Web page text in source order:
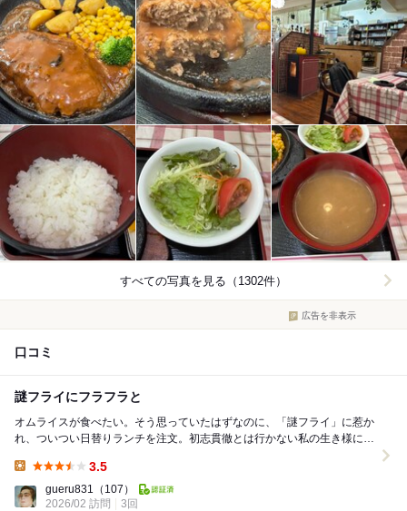
すべての写真を見る（1302件）
広告を非表示
口コミ
謎フライにフラフラと
オムライスが食べたい。そう思っていたはずなのに、「謎フライ」に惹か
れ、ついつい日替りランチを注文。初志貫徹とは行かない私の生き様に乾
3.5
gueru831 （107）
2026/02 訪問
3回